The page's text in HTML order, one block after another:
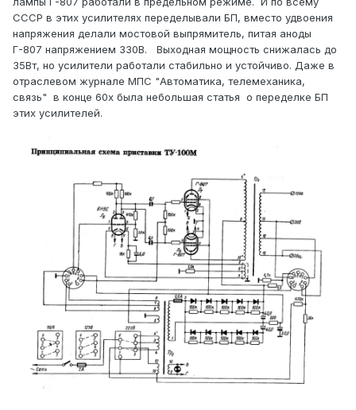
СССР в этих усилителях переделывали БП, вместо удвоения
напряжения делали мостовой выпрямитель, питая аноды
Г-807 напряжением 330В. Выходная мощность снижалась до
35Вт, но усилители работали стабильно и устойчиво. Даже в
отраслевом журнале МПС "Автоматика, телемеханика,
связь" в конце 60х была небольшая статья о переделке БП
этих усилителей.